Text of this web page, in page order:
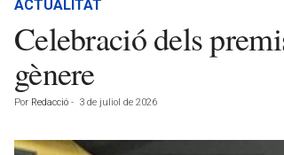
ACTUALITAT
Celebració dels
gènere
Por Redacció - 3 de juliol de 2026